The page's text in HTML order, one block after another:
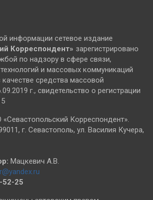
информации сетевое издание
Корреспондент» зарегистрировано
по надзору в сфере связи,
и массовых коммуникаций
средства массовой
г., свидетельство о регистрации
Корреспондент».
г. Севастополь, ул. Василия Кучера,
Мацкевич А.В.
52-25